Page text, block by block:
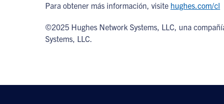
Para obtener más información, visite hughes.com/cl
©2025 Hughes Network Systems, LLC, una
Systems, LLC.